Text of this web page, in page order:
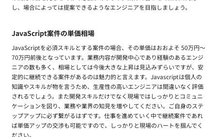
し、場合によっては提案できるようなエンジニアを目指しましょう。
JavaScript案件の単価相場
JavaScriptを必須スキルとする案件の場合、その単価はおおよそ 50万円〜
70万円前後となっています。業務内容が開発中心であり経験のあるエンジ
ニアの数も多く、相場としては今後大きな上昇は見込みずらいですが、安
定的に継続できる案件があるのは魅力的と言えます。Javascriptは個人の
知識やスキルが物を言うため、生産性の高いエンジニアは間違いなく評価
されるでしょう。また開発スキルだけでなく現場ではしっかりとコミュニ
ケーションを図り、業務や業界の知見を増やしてください。ご自身のステ
ップアップに必ず繋がるはずです。仕事を進めていく中で継続案件であれ
ば単価アップの交渉も可能ですので、しっかりと現場のハートを掴んでく
ださい。